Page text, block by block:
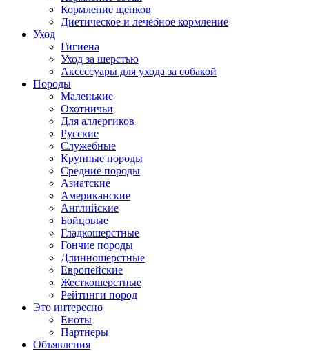
Кормление щенков
Диетическое и лечебное кормление
Уход
Гигиена
Уход за шерстью
Аксессуары для ухода за собакой
Породы
Маленькие
Охотничьи
Для аллергиков
Русские
Служебные
Крупные породы
Средние породы
Азиатские
Американские
Английские
Бойцовые
Гладкошерстные
Гончие породы
Длинношерстные
Европейские
Жесткошерстные
Рейтинги пород
Это интересно
Еноты
Партнеры
Объявления